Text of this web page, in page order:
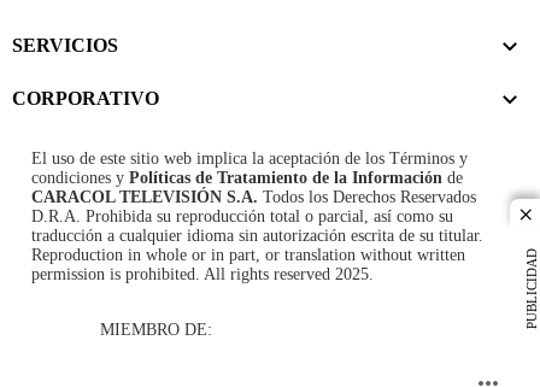
PUBLICIDAD
SERVICIOS
CORPORATIVO
El uso de este sitio web implica la aceptación de los Términos y
condiciones y Políticas de Tratamiento de la Información de
CARACOL TELEVISIÓN S.A. Todos los Derechos Reservados
D.R.A. Prohibida su reproducción total o parcial, así como su
traducción a cualquier idioma sin autorización escrita de su titular.
Reproduction in whole or in part, or translation without written
permission is prohibited. All rights reserved 2025.
MIEMBRO DE: